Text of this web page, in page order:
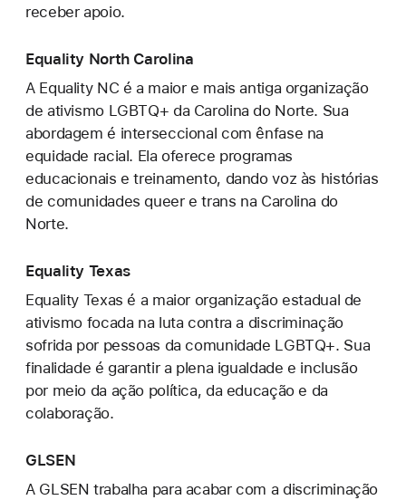
receber apoio.
Equality North Carolina
A Equality NC é a maior e mais antiga organização
de ativismo LGBTQ+ da Carolina do Norte. Sua
abordagem é interseccional com ênfase na
equidade racial. Ela oferece programas
educacionais e treinamento, dando voz às histórias
de comunidades queer e trans na Carolina do
Norte.
Equality Texas
Equality Texas é a maior organização estadual de
ativismo focada na luta contra a discriminação
sofrida por pessoas da comunidade LGBTQ+. Sua
finalidade é garantir a plena igualdade e inclusão
por meio da ação política, da educação e da
colaboração.
GLSEN
A GLSEN trabalha para acabar com a discriminação